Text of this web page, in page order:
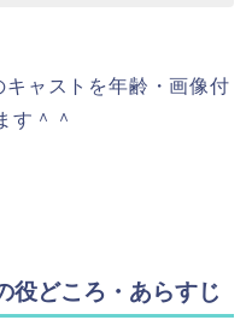
ャストを年齢・画像付
す＾＾
役どころ・あらすじ